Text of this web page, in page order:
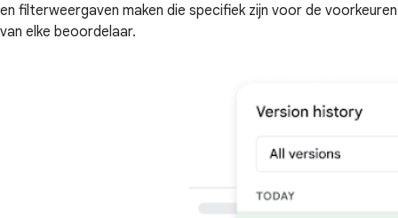
en filterweergaven maken die specifiek zijn voor de voorkeuren
van elke beoordelaar.